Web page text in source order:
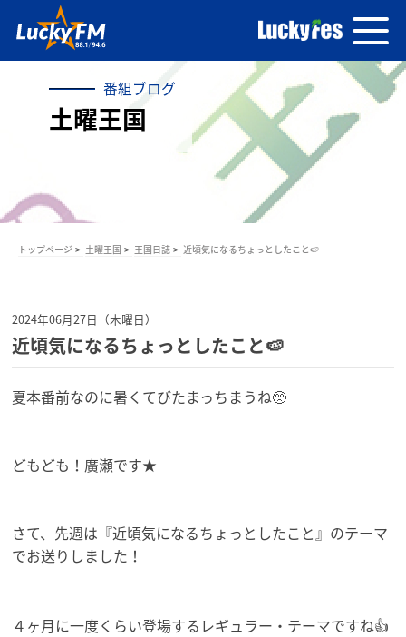
番組ブログ
土曜王国
トップページ 土曜王国 王国日誌 近頃気になるちょっとしたこと🍉
2024年06月27日（木曜日）
近頃気になるちょっとしたこと🍉
夏本番前なのに暑くてびたまっちまうね🥺
どもども！廣瀬です★
さて、先週は『近頃気になるちょっとしたこと』 のテーマ
でお送りしました！
４ヶ月に一度くらい登場するレギュラー・テーマですね👍